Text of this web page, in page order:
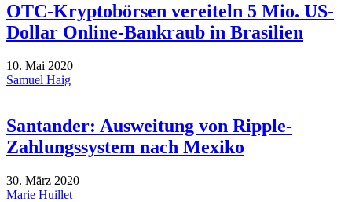
OTC-Kryptobörsen vereiteln 5 Mio. US-
Dollar Online-Bankraub in Brasilien
10. Mai 2020
Samuel Haig
Santander: Ausweitung von Ripple-
Zahlungssystem nach Mexiko
30. März 2020
Marie Huillet